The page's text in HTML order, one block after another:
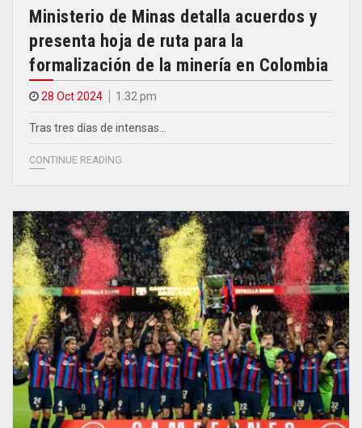
Ministerio de Minas detalla acuerdos y
presenta hoja de ruta para la
formalización de la minería en Colombia
28 Oct 2024 1.32 pm
Tras tres días de intensas…
CONTINUE READING